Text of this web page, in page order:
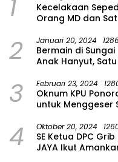
1
Kecelakaan
Orang MD dan
2 Januari 20, 2024
Bermain di
Anak Hanyut,
3 Februari 23, 2024
Oknum KPU
untuk Menggeser
4 Oktober 20, 2024
SE Ketua DPC
JAYA Ikut